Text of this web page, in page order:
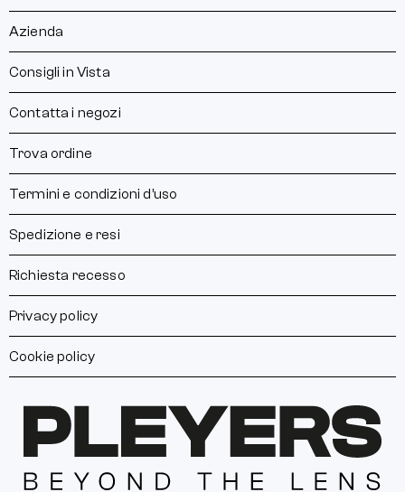
Azienda
Consigli in Vista
Contatta i negozi
Trova ordine
Termini e condizioni d’uso
Spedizione e resi
Richiesta recesso
Privacy policy
Cookie policy